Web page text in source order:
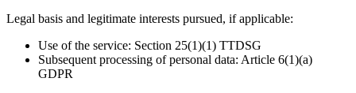
Legal basis and legitimate interests pursued, if applicable:
Use of the service: Section 25(1)(1) TTDSG
Subsequent processing of personal data: Article 6(1)(a)
GDPR